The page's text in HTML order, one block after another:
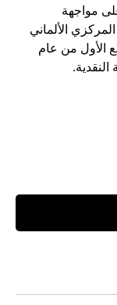
مواجهة
الألماني
الأول من عام